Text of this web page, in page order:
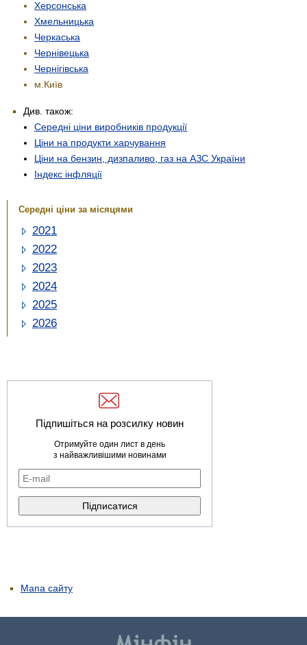
Херсонська
Хмельницька
Черкаська
Чернівецька
Чернігівська
м.Київ
Див. також:
Середні ціни виробників продукції
Ціни на продукти харчування
Ціни на бензин, дизпаливо, газ на АЗС України
Індекс інфляції
Середні ціни за місяцями
2021
2022
2023
2024
2025
2026
Підпишіться на розсилку новин
Отримуйте один лист в день
з найважливішими новинами
Мапа сайту